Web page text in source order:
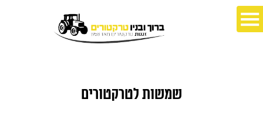
שמשות לטרקטורים